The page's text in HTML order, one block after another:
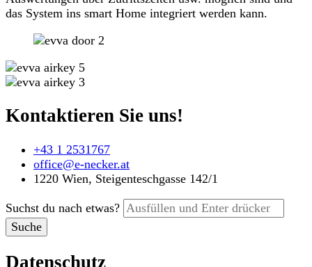
das System ins smart Home integriert werden kann.
Kontaktieren Sie uns!
+43 1 2531767
office@e-necker.at
1220 Wien, Steigenteschgasse 142/1
Suchst du nach etwas?
Datenschutz